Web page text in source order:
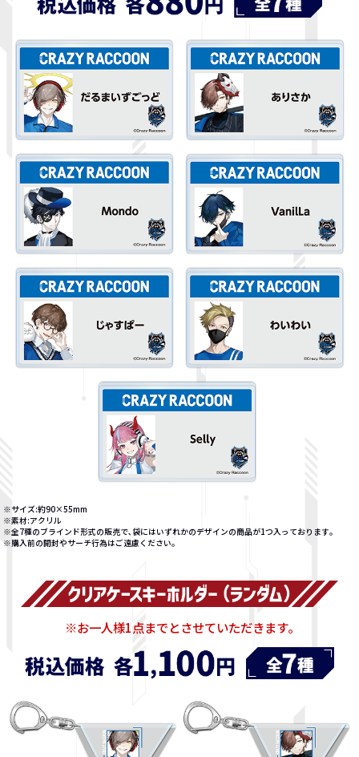
※サイズ:約90×55mm
※素材:アクリル
※全7種のブラインド形式の販売で､袋にはいずれかのデザインの商品が1つ入っております｡
※購入前の開封やサーチ行為はご遠慮ください｡
※お一人様1点までとさせていただきます｡